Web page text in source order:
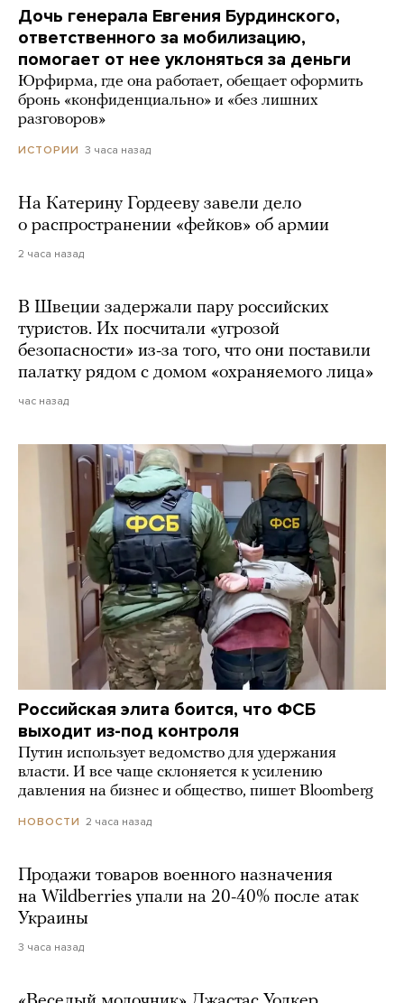
Дочь генерала Евгения Бурдинского,
ответственного за мобилизацию,
помогает от нее уклоняться за деньги
Юрфирма, где она работает, обещает оформить
бронь «конфиденциально» и «без лишних
разговоров»
ИСТОРИИ 3 часа назад
На Катерину Гордееву завели дело
о распространении «фейков» об армии
2 часа назад
В Швеции задержали пару российских
туристов. Их посчитали «угрозой
безопасности» из-за того, что они поставили
палатку рядом с домом «охраняемого лица»
час назад
Российская элита боится, что ФСБ
выходит из-под контроля
Путин использует ведомство для удержания
власти. И все чаще склоняется к усилению
давления на бизнес и общество, пишет Bloomberg
НОВОСТИ 2 часа назад
Продажи товаров военного назначения
на Wildberries упали на 20-40% после атак
Украины
3 часа назад